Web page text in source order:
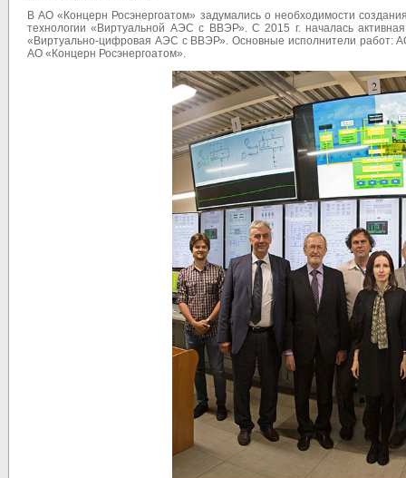
В АО «Концерн Росэнергоатом» задумались о необходимости
технологии «Виртуальной АЭС с ВВЭР». С 2015 г. началась
«Виртуально-цифровая АЭС с ВВЭР». Основные исполнители
АО «Концерн Росэнергоатом».